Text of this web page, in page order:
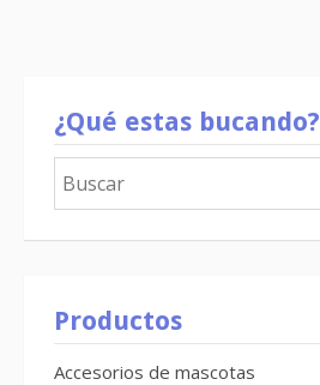
¿Qué estas bucando?
Productos
Accesorios de mascotas